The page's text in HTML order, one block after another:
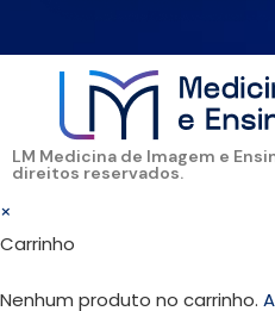
LM Medicina de Imagem e
direitos reservados.
×
Carrinho
Nenhum produto no carrinho.